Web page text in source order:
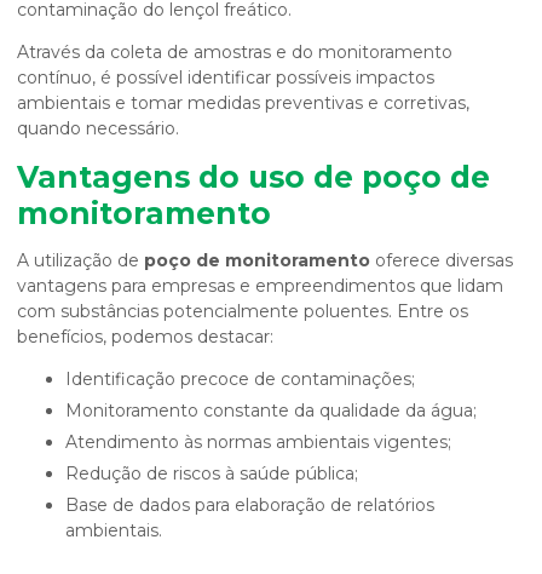
contaminação do lençol freático.
Através da coleta de amostras e do monitoramento
contínuo, é possível identificar possíveis impactos
ambientais e tomar medidas preventivas e corretivas,
quando necessário.
Vantagens do uso de poço de
monitoramento
A utilização de poço de monitoramento oferece diversas
vantagens para empresas e empreendimentos que lidam
com substâncias potencialmente poluentes. Entre os
benefícios, podemos destacar:
Identificação precoce de contaminações;
Monitoramento constante da qualidade da água;
Atendimento às normas ambientais vigentes;
Redução de riscos à saúde pública;
Base de dados para elaboração de relatórios
ambientais.